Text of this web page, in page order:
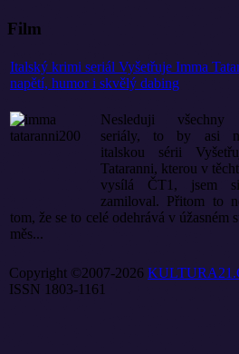
Film
Italský krimi seriál Vyšetřuje Imma
napětí, humor i skvělý dabing
Nesleduji všechny
seriály, to by asi
italskou sérii
Tataranni, kterou v
vysílá ČT1, jsem
zamiloval. Přitom to
tom, že se to celé odehrává v úžasném
měs...
Copyright ©2007-2026
ISSN 1803-1161